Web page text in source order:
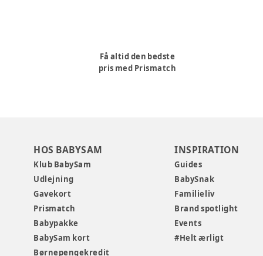
Få altid den bedste
pris med Prismatch
HOS BABYSAM
Klub BabySam
Udlejning
Gavekort
Prismatch
Babypakke
BabySam kort
Børnepengekredit
INSPIRATION
Guides
BabySnak
Familieliv
Brand spotlight
Events
#Helt ærligt